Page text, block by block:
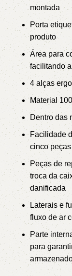
montada
Porta
produto
Área para
facilitando
4 alças
Material
Dentro das
Facilidade
cinco peças
Peças de
troca da
danificada
Laterais e
fluxo de ar
Parte
para